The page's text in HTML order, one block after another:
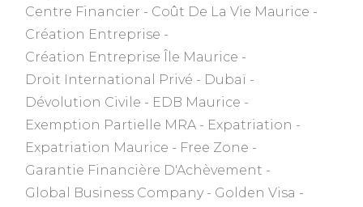
Centre Financier
Coût De La Vie Maurice
Création Entreprise
Création Entreprise Île Maurice
Droit International Privé
Dubaï
Dévolution Civile
EDB Maurice
Exemption Partielle MRA
Expatriation
Expatriation Maurice
Free Zone
Garantie Financière D'Achèvement
Global Business Company
Golden Visa